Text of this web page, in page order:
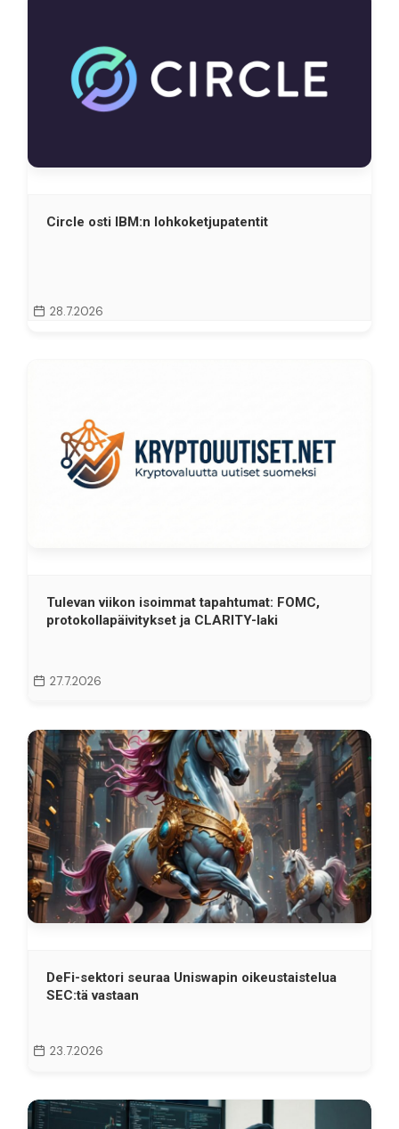
Circle osti IBM:n lohkoketjupatentit
28.7.2026
Tulevan viikon isoimmat tapahtumat: FOMC,
protokollapäivitykset ja CLARITY-laki
27.7.2026
DeFi-sektori seuraa Uniswapin oikeustaistelua
SEC:tä vastaan
23.7.2026